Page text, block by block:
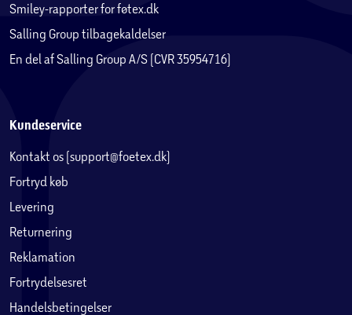
Smiley-rapporter for føtex.dk
Salling Group tilbagekaldelser
En del af Salling Group A/S (CVR 35954716)
Kundeservice
Kontakt os (support@foetex.dk)
Fortryd køb
Levering
Returnering
Reklamation
Fortrydelsesret
Handelsbetingelser